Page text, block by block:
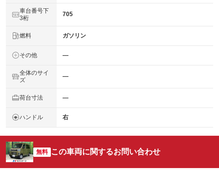
車台番号下
3桁
705
燃料 ガソリン
その他 ―
全体のサイ
ズ
―
荷台寸法 ―
ハンドル 右
無料 この車両に関するお問い合わせ